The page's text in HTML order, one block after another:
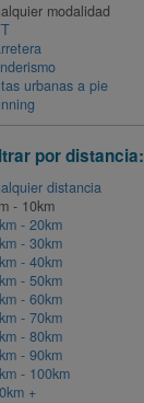
modalidad
urbanas a pie
por distancia:
distancia
- 10km
- 20km
- 30km
- 40km
- 50km
- 60km
- 70km
- 80km
- 90km
- 100km
+